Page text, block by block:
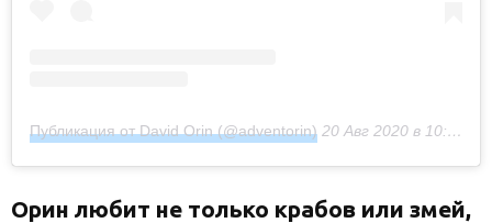
Публикация от David Orin (@adventorin) 20 Авг 2020 в 10:09 PDT
Орин любит не только крабов или змей,